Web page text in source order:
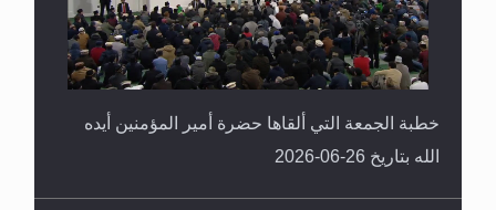
خطبة الجمعة التي ألقاها حضرة أمير المؤمنين أيده
الله بتاريخ 26-06-2026